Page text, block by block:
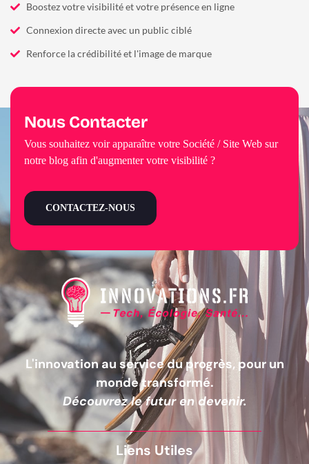
Boostez votre visibilité et votre présence en ligne
Connexion directe avec un public ciblé
Renforce la crédibilité et l'image de marque
L'innovation au service du progrès, pour un
monde transformé.
Découvrez le futur en devenir.
Liens Utiles
Nous Contacter
Vous souhaitez voir apparaître votre Société / Site Web sur
notre blog afin d'augmenter votre visibilité ?
CONTACTEZ-NOUS